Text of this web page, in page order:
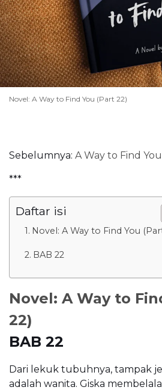
Novel: A Way to Find You (Part 22)
Sebelumnya: A Way to Find
***
Daftar isi
Novel: A Way to Find You
BAB 22
Novel: A Way to
22)
BAB 22
Dari lekuk tubuhnya, tampak
adalah wanita. Giska